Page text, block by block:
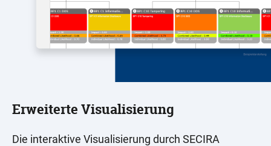
Erweiterte Visualisierung
Die interaktive Visualisierung durch SECIRA